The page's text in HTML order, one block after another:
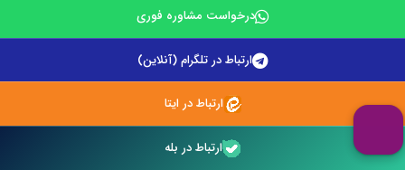
حمید رضا امانی
باسلام و احترام من یک مستخر
هستم یک سال قرار داد دارم و در قرار
داد خورد شده اب و برق به واحد ما
داد شود ولی مشکل من این است که
صاحبخانه الان 2 ماه هست پمپ اب
ساختمان را دوزدی دن و واحد ما اب
درخواست مشاوره فوری
ارتباط در تلگرام (آنلاین)
ارتباط در ایتا
ارتباط در بله